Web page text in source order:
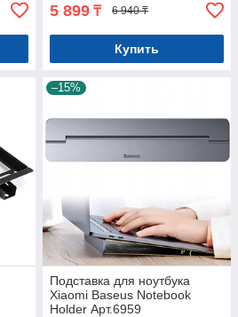
5 899 ₸ 6 940 ₸
Купить
–15%
Подставка для ноутбука
Xiaomi Baseus Notebook
Holder Арт.6959